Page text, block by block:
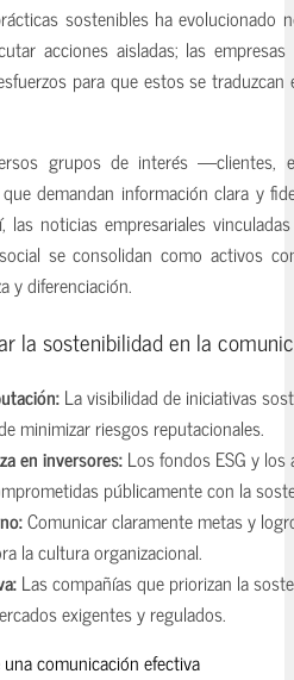
sostenibles ha evolucionado
acciones aisladas; las
para que estos se
grupos de interés —clientes,
demandan información clara y
noticias empresariales
se consolidan como activos
y diferenciación.
la sostenibilidad en la
La visibilidad de iniciativas
minimizar riesgos reputacionales.
en inversores:Los fondos ESG y
públicamente con la
Comunicar claramente metas y
la cultura organizacional.
Las compañías que priorizan la
exigentes y regulados.
comunicación efectiva